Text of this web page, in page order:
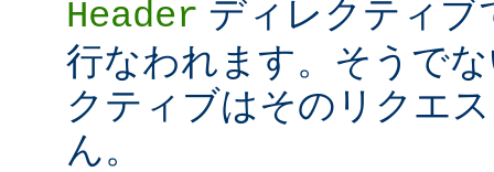
Header ディレクティブ
行なわれます。そうで
クティブはそのリクエ
ん。